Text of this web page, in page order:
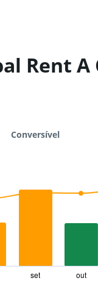
Rent A
Conversível
set out